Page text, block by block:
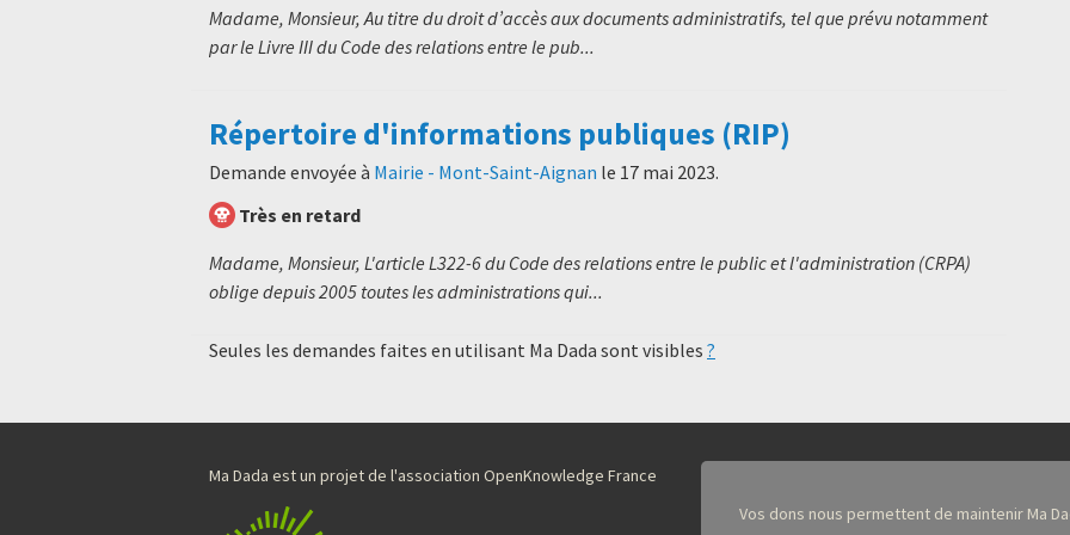
Madame, Monsieur, Au titre du droit d’accès aux documents administratifs, tel que prévu notamment
par le Livre III du Code des relations entre le pub...
Répertoire d'informations publiques (RIP)
Demande envoyée à Mairie - Mont-Saint-Aignan le 17 mai 2023.
Très en retard
Madame, Monsieur, L'article L322-6 du Code des relations entre le public et l'administration (CRPA)
oblige depuis 2005 toutes les administrations qui...
Seules les demandes faites en utilisant Ma Dada sont visibles ?
Ma Dada est un projet de l'association OpenKnowledge France
Vos dons nous permettent de maintenir Ma